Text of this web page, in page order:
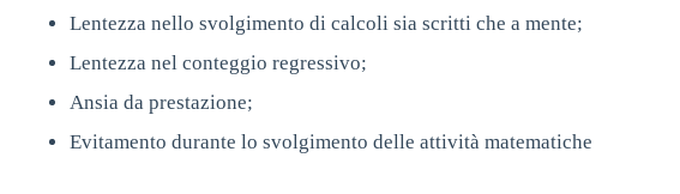
Lentezza nello svolgimento di calcoli sia scritti che a mente;
Lentezza nel conteggio regressivo;
Ansia da prestazione;
Evitamento durante lo svolgimento delle attività matematiche